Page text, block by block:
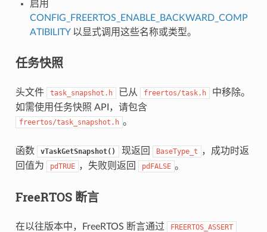
启用
CONFIG_FREERTOS_ENABLE_BACKWARD_COMP
ATIBILITY以显式调用这些名称或类型。
任务快照
头文件 task_snapshot.h 已从 freertos/task.h
中移除。
如需使用任务快照 API，请包含
freertos/task_snapshot.h 。
函数 vTaskGetSnapshot() 现返回 BaseType_t
，成功时返
回值为
pdTRUE ，失败则返回 pdFALSE 。
FreeRTOS 断言
在以往版本中，FreeRTOS 断言通过 FREERTOS_ASSERT